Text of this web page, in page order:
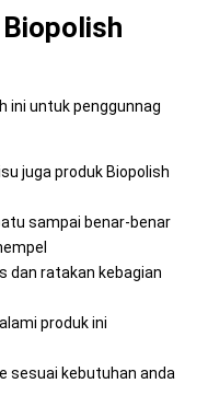
ini untuk penggunnag
juga produk Biopolish
sampai benar-benar
dan ratakan kebagian
produk ini
sesuai kebutuhan anda